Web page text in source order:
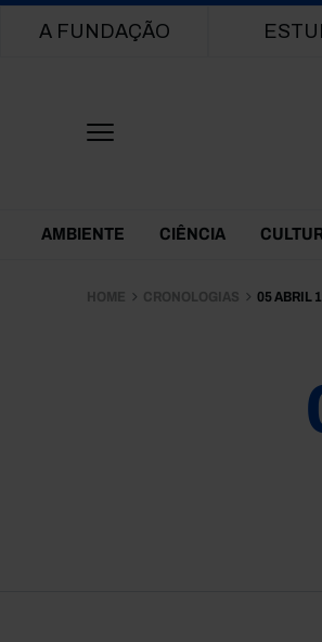
Main navigation
A FUNDAÇÃO
Themes Menu
AMBIENTE CIÊNCIA
HOME CRONOLOGIAS 05 ABRIL